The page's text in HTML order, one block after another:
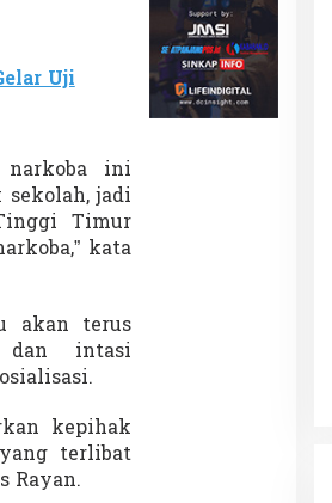
Uji
ini
jadi
Timur
kata
akan terus
dan intasi
kepihak
terlibat
Rayan.